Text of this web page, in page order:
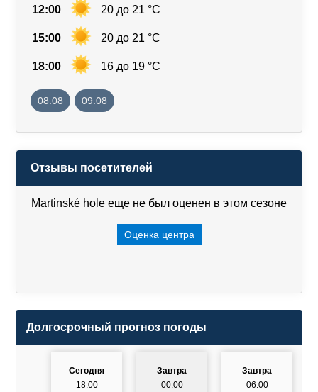
12:00 20 до 21 °C
15:00 20 до 21 °C
18:00 16 до 19 °C
08.08 09.08
Отзывы посетителей
Martinské hole еще не был оценен в этом сезоне
Оценка центра
Долгосрочный прогноз погоды
Сегодня
18:00
Завтра
00:00
Завтра
06:00